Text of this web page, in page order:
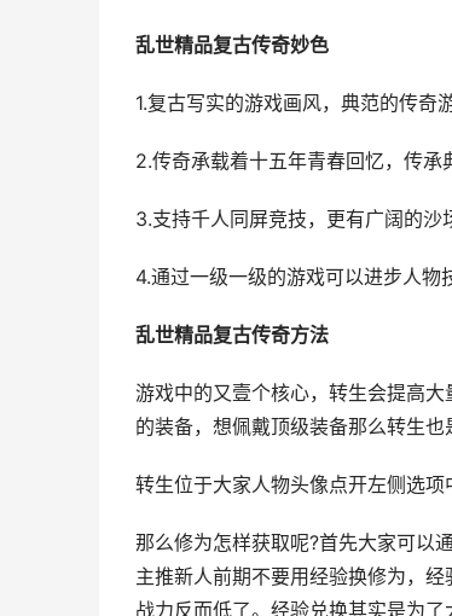
乱世精品复古传奇妙色
1.复古写实的游戏画风，典范的传奇
2.传奇承载着十五年青春回忆，传承
3.支持千人同屏竞技，更有广阔的
4.通过一级一级的游戏可以进步人物
乱世精品复古传奇方法
游戏中的又壹个核心，转生会提高
的装备，想佩戴顶级装备那么转生也
转生位于大家人物头像点开左侧选项
那么修为怎样获取呢?首先大家可以
主推新人前期不要用经验换修为，
战力反而低了。经验兑换其实是为